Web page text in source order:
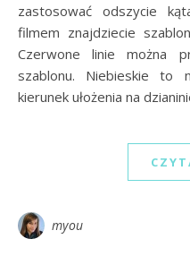
zastosować odszycie
filmem znajdziecie
Czerwone linie można
szablonu. Niebieskie to
kierunek ułożenia na
myou